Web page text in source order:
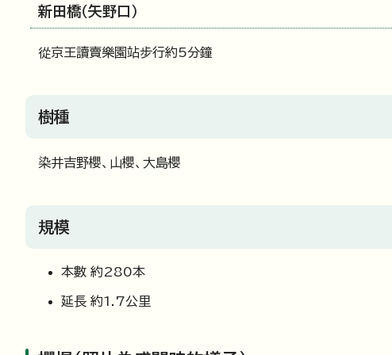
新田橋（矢野口）
從京王讀賣樂園站步行約5分鐘
樹種
染井吉野櫻、山櫻、大島櫻
規模
本數 約280本
延長 約1.7公里